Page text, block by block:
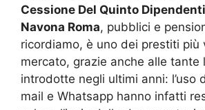
Cessione Del Quinto
Navona Roma, pubblici e
ricordiamo, è uno dei prestiti più
mercato, grazie anche alle tante
introdotte negli ultimi anni: l’uso
mail e Whatsapp hanno infatti